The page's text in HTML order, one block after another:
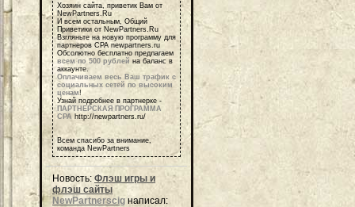
Хозяин сайта, приветик Вам от
NewPartners.Ru
И всем остальным, Общий
Приветики от NewPartners.Ru
Взгляньте на новую программу для
партнеров СРА newpartners.ru
Обсолютно бесплатно предлагаем
всем по 500 рублей на баланс в
аккаунте.
Оплачиваем весь Ваш трафик с
социальных сетей по высоким
ценам!
Узнай подробнее в партнерке -
ПАРТНЕРСКАЯ ПРОГРАММА
СРА http://newpartners.ru/
Всем спасибо за внимание,
команда NewPartners
Новость: Флэш игры и
флэш сайты
NewPartnerscig написал: